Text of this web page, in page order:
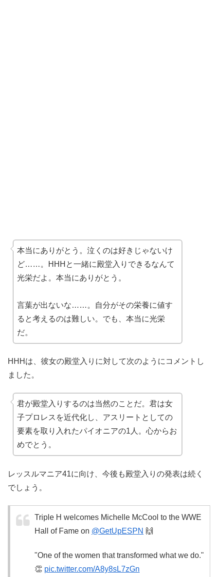
本当にありがとう。泣くのは好きじゃないけ
ど……。HHHと一緒に殿堂入りできるなんて
光栄だよ。本当にありがとう。
言葉が出ないな……。自分がその栄養に値す
ると考えるのは難しい。でも、本当に光栄
だ。
HHHは、彼女の殿堂入りに対して次のようにコメントし
ました。
君が殿堂入りするのは当然のことだ。君は女
子プロレスを近代化し、アスリートとしての
要素を取り入れたパイオニアの1人。心からお
めでとう。
レッスルマニア41に向け、今後も殿堂入りの発表は続く
でしょう。
Triple H welcomes Michelle McCool to the WWE
Hall of Fame on @GetUpESPN 🙌
"One of the women that transformed what we do."
👏 pic.twitter.com/A8y8sL7zGn